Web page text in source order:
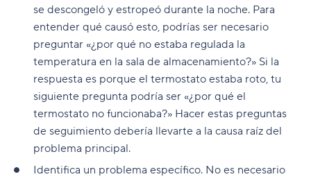
se descongeló y estropeó durante la noche. Para
entender qué causó esto, podrías ser necesario
preguntar «¿por qué no estaba regulada la
temperatura en la sala de almacenamiento?» Si la
respuesta es porque el termostato estaba roto, tu
siguiente pregunta podría ser «¿por qué el
termostato no funcionaba?» Hacer estas preguntas
de seguimiento debería llevarte a la causa raíz del
problema principal.
Identifica un problema específico. No es necesario